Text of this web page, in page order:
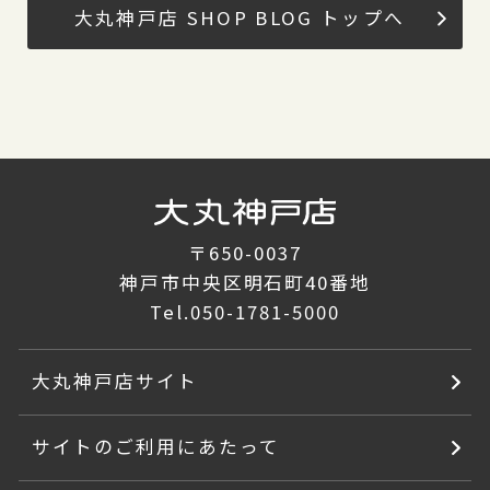
大丸神戸店 SHOP BLOG トップへ
〒650-0037
神戸市中央区明石町40番地
Tel.050-1781-5000
大丸神戸店サイト
サイトのご利用にあたって